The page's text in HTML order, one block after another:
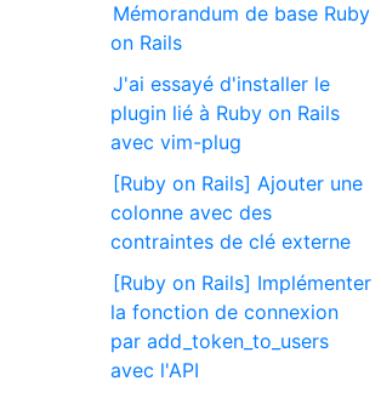
Mémorandum de base Ruby
on Rails
J'ai essayé d'installer le
plugin lié à Ruby on Rails
avec vim-plug
[Ruby on Rails] Ajouter une
colonne avec des
contraintes de clé externe
[Ruby on Rails] Implémenter
la fonction de connexion
par add_token_to_users
avec l'API